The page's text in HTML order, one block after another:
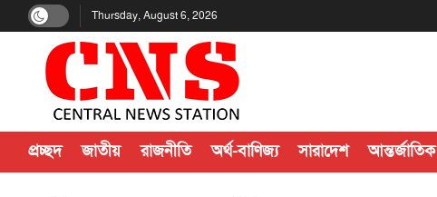
Thursday, August 6, 2026
প্রচ্ছদ জাতীয় রাজনীতি অর্থ-বাণিজ্য সারাদেশ আন্তর্জাতিক